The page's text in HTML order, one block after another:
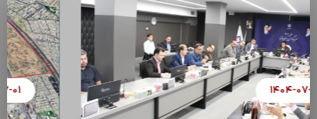
۱۴۰۴-۰۷-۰۸